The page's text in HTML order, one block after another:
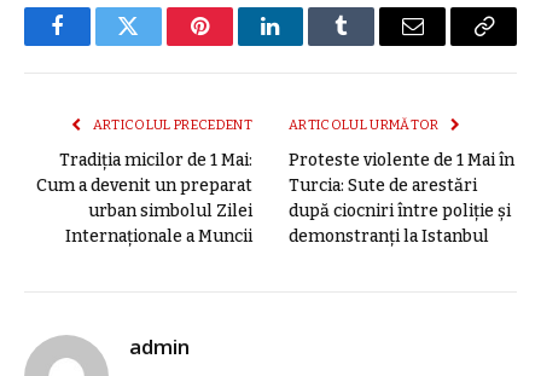
FacebookTwitter PinterestLinkedInTumblr E-
ARTICOLUL PRECEDENT
Tradiția micilor de 1 Mai:
Cum a devenit un preparat
urban simbolul Zilei
Internaționale a Muncii
ARTICOLUL URMĂTOR
Proteste violente de 1 Mai în
Turcia: Sute de arestări
după ciocniri între poliție și
demonstranți la Istanbul
admin